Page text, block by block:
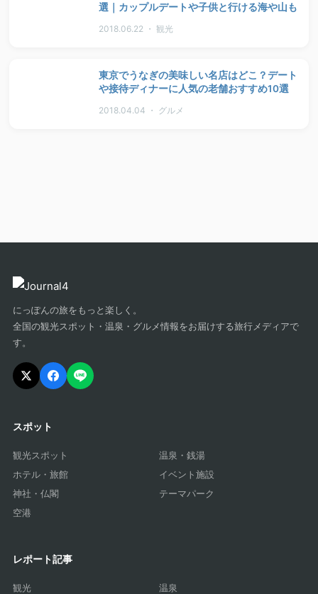
選｜カップルデートや子供と行ける海や山も
2018.06.22 ・ 観光
東京でうなぎの美味しい名店はどこ？デート
や接待ディナーに人気の老舗おすすめ10選
2018.04.04 ・ グルメ
にっぽんの旅をもっと楽しく。
全国の観光スポット・温泉・グルメ情報をお届けする旅行メディアで
す。
スポット
観光スポット
温泉・銭湯
ホテル・旅館
イベント施設
神社・仏閣
テーマパーク
空港
レポート記事
観光
温泉